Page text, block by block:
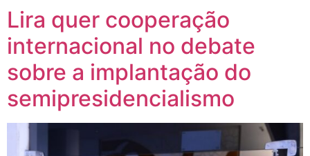
Lira quer cooperação
internacional no debate
sobre a implantação do
semipresidencialismo